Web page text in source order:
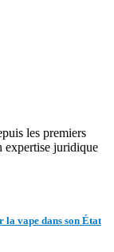
les premiers
expertise juridique
la vape dans son État